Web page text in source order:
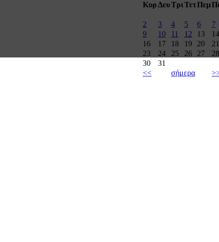
ΚυρΔευΤριΤετΠεμ
2 3 4 5 6
7
9
10 11 12 13
14
16
17 18 19 20
21
23
24 25 26 27
28
30
31
<<
σήμερα